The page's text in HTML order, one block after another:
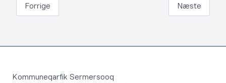
Forrige Næste
Kommuneqarfik Sermersooq